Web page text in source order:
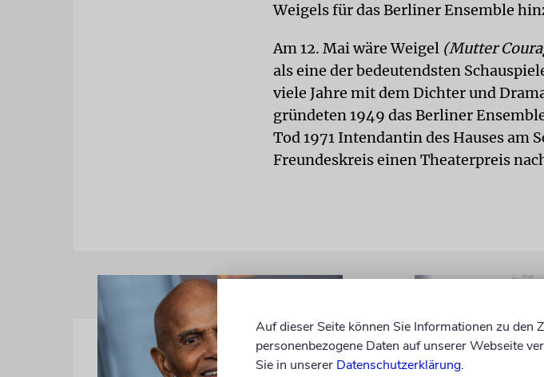
Weigels für das Berliner Ensemble
Am 12. Mai wäre Weigel (Mutter
als eine der bedeutendsten
viele Jahre mit dem Dichter und
gründeten 1949 das Berliner
Tod 1971 Intendantin des Hauses am
Freundeskreis einen Theaterpreis
Auf dieser Seite können Sie Informationen zu den
personenbezogene Daten auf unserer Webseite
Sie in unserer Datenschutzerklärung.